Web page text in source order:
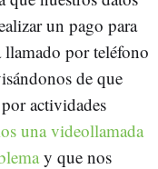
un pago para
llamado por teléfono
de que
actividades
una videollamada
y que nos